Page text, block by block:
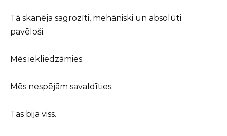
Tā skanēja sagrozīti, mehāniski un absolūti
pavēloši.
Mēs iekliedzāmies.
Mēs nespējām savaldīties.
Tas bija viss.